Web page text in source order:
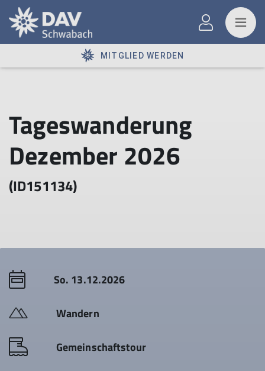
MITGLIED WERDEN
Tageswanderung
Dezember 2026
(ID151134)
So. 13.12.2026
Wandern
Gemeinschaftstour